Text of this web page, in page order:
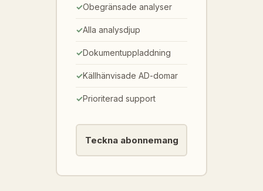
Obegränsade analyser
Alla analysdjup
Dokumentuppladdning
Källhänvisade AD-domar
Prioriterad support
Teckna abonnemang